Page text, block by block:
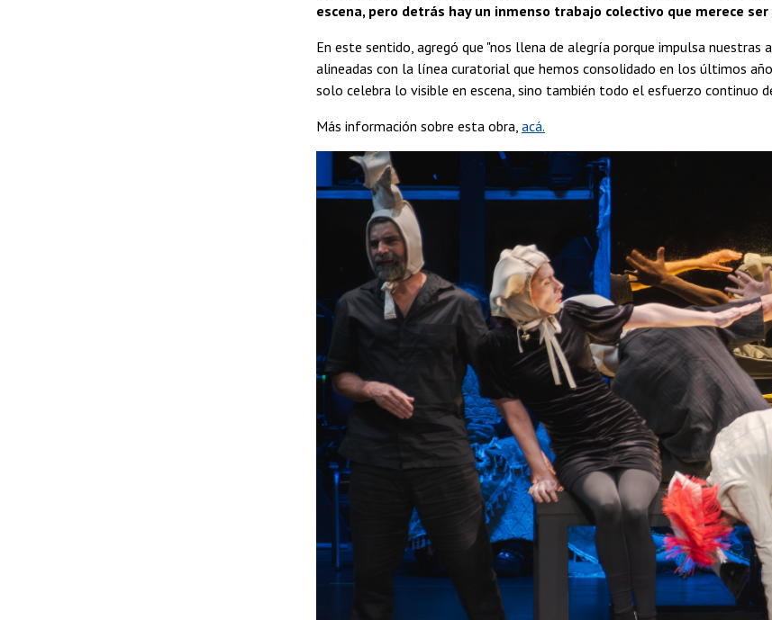
escena, pero detrás hay un inmenso trabajo colectivo que merece
En este sentido, agregó que "nos llena de alegría porque impulsa
alineadas con la línea curatorial que hemos consolidado en los últimos
solo celebra lo visible en escena, sino también todo el esfuerzo continuo
Más información sobre esta obra, acá.